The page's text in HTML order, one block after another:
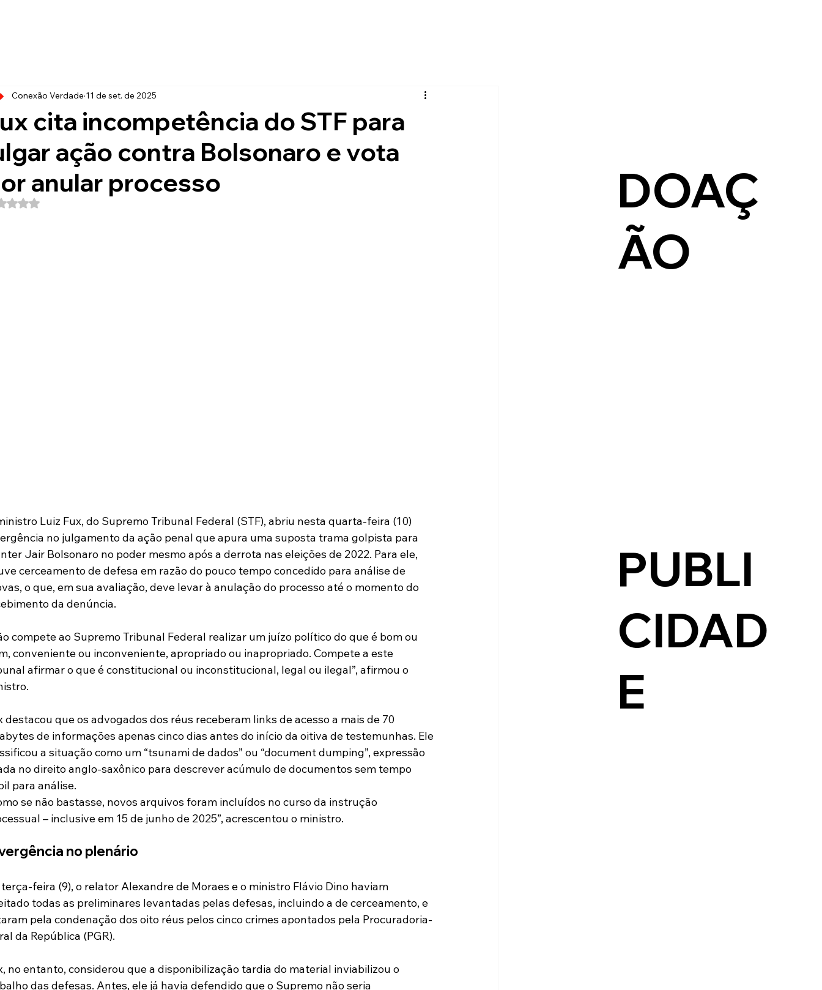
cita incompetência do STF para
ação contra Bolsonaro e vota
anular processo
Conexão Verdade 11 de set. de 2025
Avaliado com NaN de 5 estrelas.
Luiz Fux, do Supremo Tribunal Federal (STF), abriu nesta quarta-feira (10)
no julgamento da ação penal que apura uma suposta trama golpista para
Jair Bolsonaro no poder mesmo após a derrota nas eleições de 2022. Para ele,
cerceamento de defesa em razão do pouco tempo concedido para análise de
o que, em sua avaliação, deve levar à anulação do processo até o momento do
da denúncia.
compete ao Supremo Tribunal Federal realizar um juízo político do que é bom ou
conveniente ou inconveniente, apropriado ou inapropriado. Compete a este
afirmar o que é constitucional ou inconstitucional, legal ou ilegal”, afirmou o
destacou que os advogados dos réus receberam links de acesso a mais de 70
de informações apenas cinco dias antes do início da oitiva de testemunhas. Ele
a situação como um “tsunami de dados” ou “document dumping”, expressão
no direito anglo-saxônico para descrever acúmulo de documentos sem tempo
para análise.
se não bastasse, novos arquivos foram incluídos no curso da instrução
– inclusive em 15 de junho de 2025”, acrescentou o ministro.
no plenário
feira (9), o relator Alexandre de Moraes e o ministro Flávio Dino haviam
todas as preliminares levantadas pelas defesas, incluindo a de cerceamento, e
pela condenação dos oito réus pelos cinco crimes apontados pela Procuradoria-
da República (PGR).
no entanto, considerou que a disponibilização tardia do material inviabilizou o
das defesas. Antes, ele já havia defendido que o Supremo não seria
DOAÇ
ÃO
PUBLI
CIDAD
E